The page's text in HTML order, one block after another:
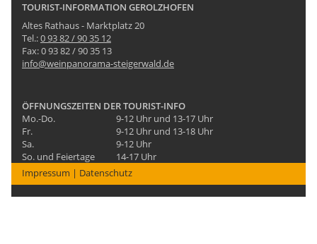
TOURIST-INFORMATION GEROLZHOFEN
Altes Rathaus - Marktplatz 20
Tel.:0 93 82 / 90 35 12
Fax: 0 93 82 / 90 35 13
info@weinpanorama-steigerwald.de
ÖFFNUNGSZEITEN DER TOURIST-INFO
Mo.-Do.
9-12 Uhr und 13-17 Uhr
Fr.
9-12 Uhr und 13-18 Uhr
Sa.
9-12 Uhr
So. und Feiertage
14-17 Uhr
Impressum | Datenschutz